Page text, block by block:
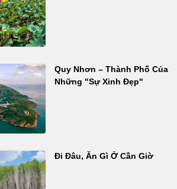
Quy Nhơn – Thành Phố Của
Những "Sự Xinh Đẹp"
Đi Đâu, Ăn Gì Ở Cần Giờ